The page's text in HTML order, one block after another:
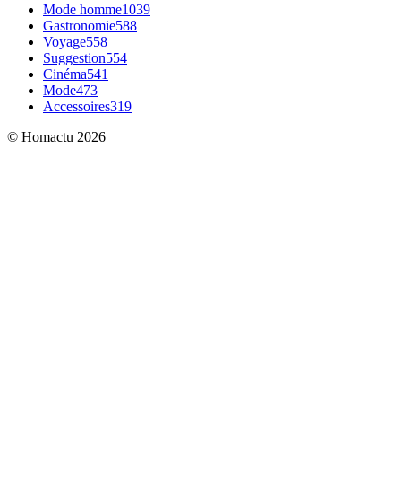
Mode homme1039
Gastronomie588
Voyage558
Suggestion554
Cinéma541
Mode473
Accessoires319
© Homactu 2026